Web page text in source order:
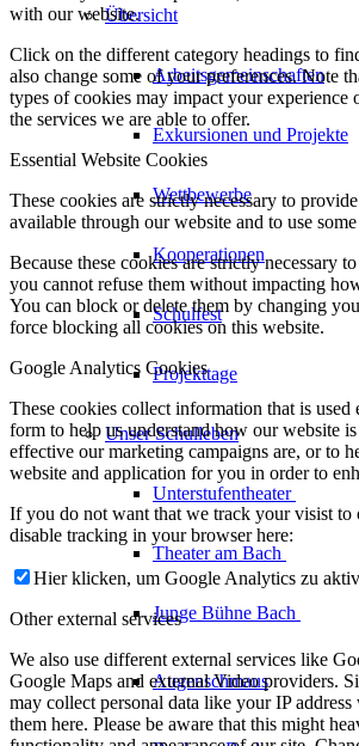
Übersicht
Arbeitsgemeinschaften
Exkursionen und Projekte
Wettbewerbe
Kooperationen
Schulfest
Projekttage
Unser Schulleben
Unterstufentheater
Theater am Bach
Junge Bühne Bach
Augenschmaus
with our website.
Click on the different category headings to
also change some of your preferences. Note
types of cookies may impact your experience
the services we are able to offer.
Essential Website Cookies
These cookies are strictly necessary to
available through our website and to use
Because these cookies are strictly necessary
you cannot refuse them without impacting
You can block or delete them by changing
force blocking all cookies on this website.
Google Analytics Cookies
These cookies collect information that is used
form to help us understand how our website
effective our marketing campaigns are, or to
website and application for you in order to
If you do not want that we track your visist to
disable tracking in your browser here:
Hier klicken, um Google Analytics zu
Other external services
We also use different external services like
Google Maps and external Video providers.
may collect personal data like your IP
them here. Please be aware that this might